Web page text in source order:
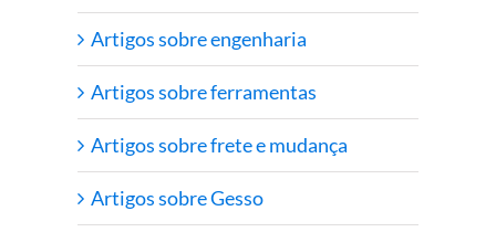
Artigos sobre engenharia
Artigos sobre ferramentas
Artigos sobre frete e mudança
Artigos sobre Gesso